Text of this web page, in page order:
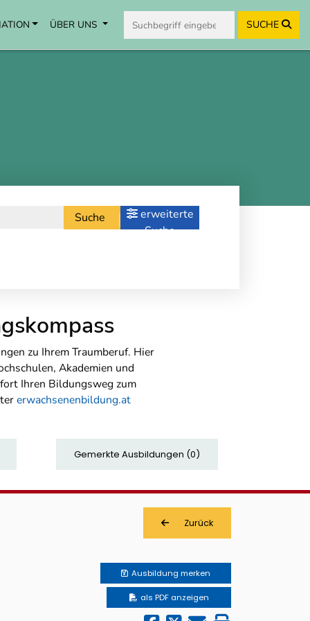
ÜBER UNS SUCHE
Suche
erweiterte
Suche
zu Ihrem Traumberuf. Hier
Akademien und
Ihren Bildungsweg zum
erwachsenenbildung.at
Gemerkte Ausbildungen (0)
Zurück
Ausbildung merken
als PDF anzeigen